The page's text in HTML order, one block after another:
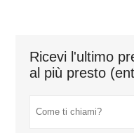
Ricevi l'ultimo
al più presto